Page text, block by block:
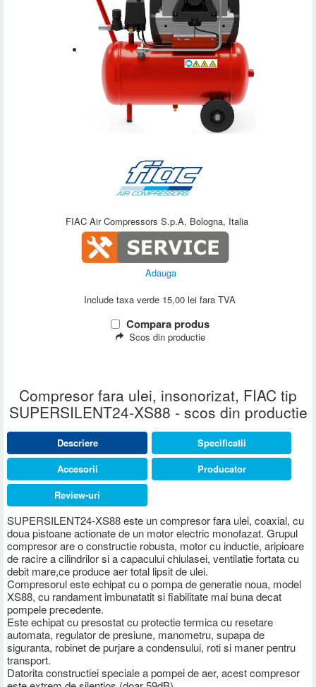
FIAC Air Compressors S.p.A, Bologna, Italia
Adauga
Include taxa verde 15,00 lei fara TVA
Compara produs
Scos din productie
Compresor fara ulei, insonorizat, FIAC tip
SUPERSILENT24-XS88 - scos din productie
Descriere
SUPERSILENT24-XS88 este un compresor fara ulei, coaxial, cu
doua pistoane actionate de un motor electric monofazat. Grupul
compresor are o constructie robusta, motor cu inductie, aripioare
de racire a cilindrilor si a capacului chiulasei, ventilatie fortata cu
debit mare,ce produce aer total lipsit de ulei.
Compresorul este echipat cu o pompa de generatie noua, model
XS88, cu randament imbunatatit si fiabilitate mai buna decat
pompele precedente.
Este echipat cu presostat cu protectie termica cu resetare
automata, regulator de presiune, manometru, supapa de
siguranta, robinet de purjare a condensului, roti si maner pentru
transport.
Datorita constructiei speciale a pompei de aer, acest compresor
Specificatii
Accesorii
Producator
Review-uri